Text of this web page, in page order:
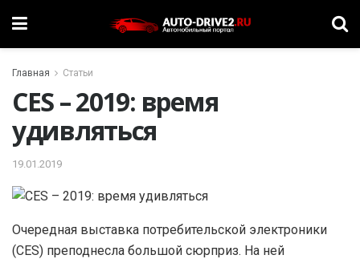
Главная Статьи
CES – 2019: время
удивляться
19.01.2019
Очередная выставка потребительской электроники
(CES) преподнесла большой сюрприз. На ней